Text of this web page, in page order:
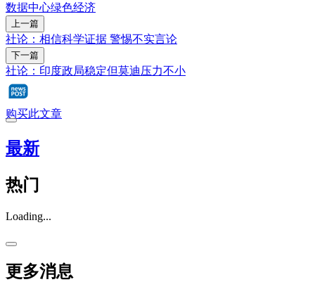
数据中心绿色经济
上一篇
社论：相信科学证据 警惕不实言论
下一篇
社论：印度政局稳定但莫迪压力不小
购买此文章
最新
热门
Loading...
更多消息